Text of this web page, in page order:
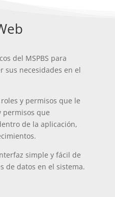
del MSPBS para
sus necesidades en el
y permisos que le
permisos que
de la aplicación,
simple y fácil de
de datos en el sistema.